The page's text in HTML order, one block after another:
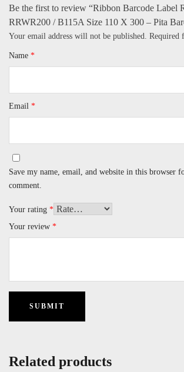
Be the first to review “Ribbon Barcode Label
RRWR200 / B115A Size 110 X 300 – Pita
Your email address will not be published. Required
Name *
Email *
Save my name, email, and website in this browser
comment.
Your rating *
Your review *
Related products